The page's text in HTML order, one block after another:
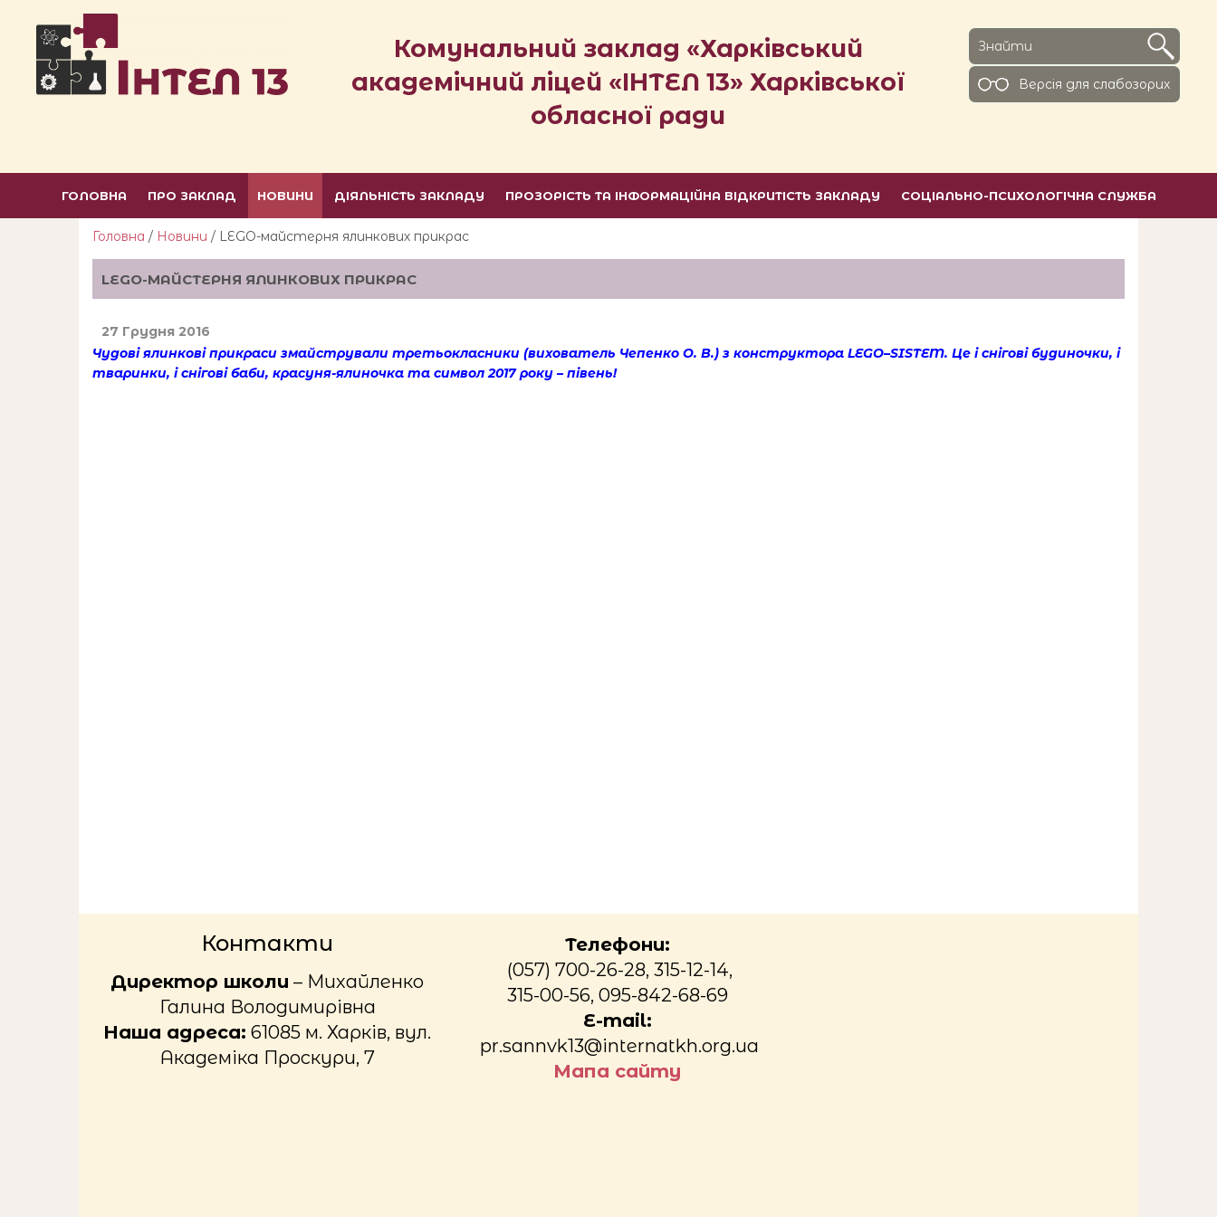
Комунальний заклад «Харківський
академічний ліцей «ІНТЕЛ 13» Харківської
обласної ради
Версiя для слабозорих
ГОЛОВНА ПРО ЗАКЛАД НОВИНИ ДІЯЛЬНІСТЬ ЗАКЛАДУ ПРОЗОРІСТЬ ТА ІНФОРМАЦІЙНА ВІДКРИТІСТЬ ЗАКЛАДУ СОЦІАЛЬНО-ПСИХОЛОГІЧНА СЛУЖБА
Головна / Новини / LEGO-майстерня ялинкових прикрас
LEGO-МАЙСТЕРНЯ ЯЛИНКОВИХ ПРИКРАС
27 Грудня 2016
Чудові ялинкові прикраси змайстрували третьокласники (вихователь Чепенко О. В.) з конструктора LEGO–SISTEM. Це і снігові будиночки, і
тваринки, і снігові баби, красуня-ялиночка та символ 2017 року – півень!
Контакти
Директор школи – Михайленко
Галина Володимирівна
Наша адреса: 61085 м. Харків, вул.
Академіка Проскури, 7
Телефони:
(057) 700-26-28, 315-12-14,
315-00-56, 095-842-68-69
E-mail:
pr.sannvk13@internatkh.org.ua
Мапа сайту